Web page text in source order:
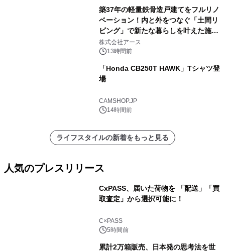
築37年の軽量鉄骨造戸建てをフルリノ
ベーション！内と外をつなぐ「土間リ
ビング」で新たな暮らしを叶えた施工
事例を株式会社アースが公開
株式会社アース
13時間前
「Honda CB250T HAWK」Tシャツ登
場
CAMSHOP.JP
14時間前
ライフスタイルの新着をもっと見る
人気のプレスリリース
CxPASS、届いた荷物を 「配送」「買
取査定」から選択可能に！
C×PASS
5時間前
累計2万箱販売、日本発の思考法を世